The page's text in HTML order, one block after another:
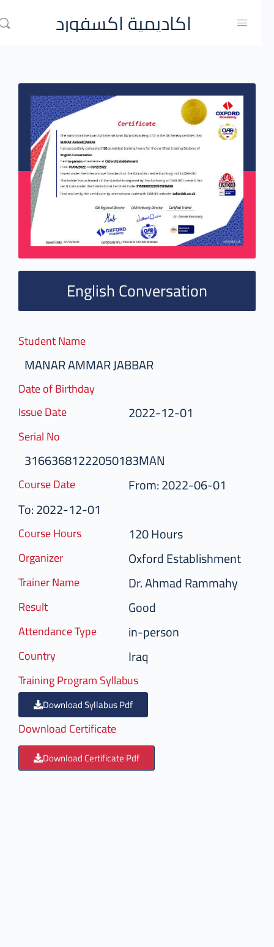
اكاديمية اكسفورد
English Conversation
Student Name
MANAR AMMAR JABBAR
Date of Birthday
Issue Date
2022-12-01
Serial No
31663681222050183MAN
Course Date
From: 2022-06-01
To: 2022-12-01
Course Hours 120 Hours
Organizer Oxford Establishment
Trainer Name Dr. Ahmad Rammahy
Result Good
Attendance Type in-person
Country Iraq
Training Program Syllabus
Download Syllabus Pdf
Download Certificate
Download Certificate Pdf